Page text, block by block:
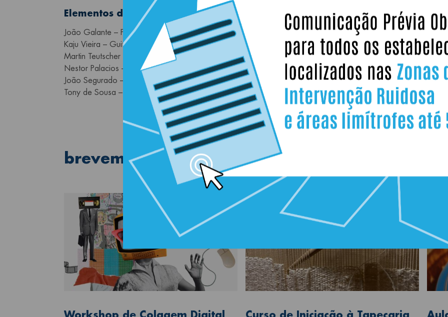
Elementos da Banda
João Galante – Piano, órgão e Voz
Kaju Vieira – Guitarras
Martin Teutscher – Saxofones
Nestor Palacios – Trombone
João Segurado – Contrabaixo e Electric Bass
Tony de Sousa – Bateria
brevemente
Workshop de Colagem Digital Curso de Iniciação à Tapeçaria